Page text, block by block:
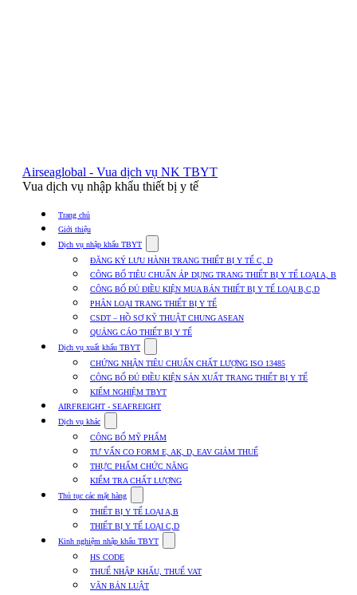
Airseaglobal - Vua dịch vụ NK TBYT
Vua dịch vụ nhập khẩu thiết bị y tế
Trang chủ
Giới thiệu
Dịch vụ nhập khẩu TBYT
submenu
for
Dịch
vụ
nhập
khẩu
TBYT
ĐĂNG KÝ LƯU HÀNH TRANG THIẾT BỊ Y TẾ C, D
CÔNG BỐ TIÊU CHUẨN ÁP DỤNG TRANG THIẾT BỊ Y TẾ LOẠI A, B
CÔNG BỐ ĐỦ ĐIỀU KIỆN MUA BÁN THIẾT BỊ Y TẾ LOẠI B,C,D
PHÂN LOẠI TRANG THIẾT BỊ Y TẾ
CSDT – HỒ SƠ KỸ THUẬT CHUNG ASEAN
QUẢNG CÁO THIẾT BỊ Y TẾ
Dịch vụ xuất khẩu TBYT
submenu
for
Dịch
vụ
xuất
TBYT
CHỨNG NHẬN TIÊU CHUẨN CHẤT LƯỢNG ISO 13485
CÔNG BỐ ĐỦ ĐIỀU KIỆN SẢN XUẤT TRANG THIẾT BỊ Y TẾ
KIỂM NGHIỆM TBYT
AIRFREIGHT - SEAFREIGHT
Dịch vụ khác
submenu
for
Dịch
vụ
khác
CÔNG BỐ MỸ PHẨM
TƯ VẤN CO FORM E, AK, D, EAV GIẢM THUẾ
THỰC PHẨM CHỨC NĂNG
KIỂM TRA CHẤT LƯỢNG
Thủ tục các mặt hàng
submenu
for
Thủ
tục
mặt
hàng
THIẾT BỊ Y TẾ LOẠI A,B
THIẾT BỊ Y TẾ LOẠI C,D
Kinh nghiệm nhập khẩu TBYT
submenu
Kinh
HS CODE
THUẾ NHẬP KHẨU, THUẾ VAT
VĂN BẢN LUẬT